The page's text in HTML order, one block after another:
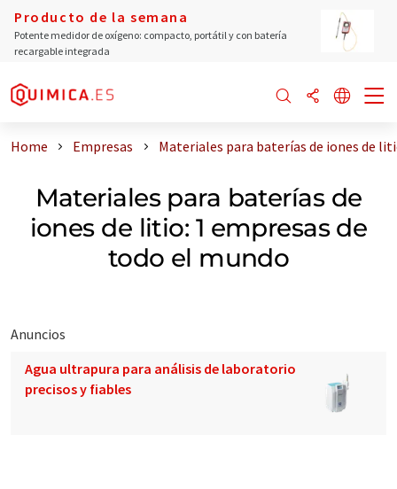
Producto de la semana
Potente medidor de oxígeno: compacto, portátil y con batería
recargable integrada
Home Empresas Materiales para baterías de iones de
Materiales para baterías de
iones de litio: 1 empresas de
todo el mundo
Anuncios
Agua ultrapura para análisis de laboratorio
precisos y fiables